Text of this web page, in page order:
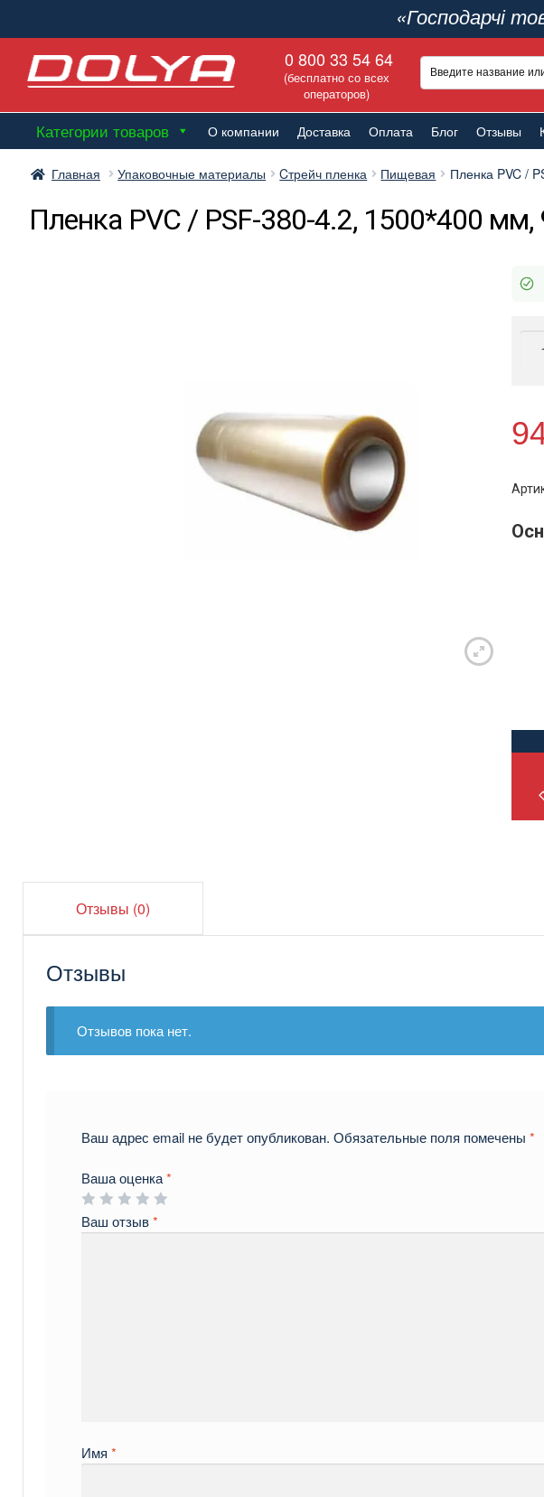
«Господарчі
к
навигации
к
содержимому
0 800 33 54 64
(бесплатно со всех
операторов)
Категории товаров О компании Доставка Оплата Блог Отзывы
Главная Упаковочные материалы Cтрейч пленка Пищевая Пленка PVC /
Пленка PVC / PSF-380-4.2, 1500*400
мм,
9
Отзывы (0)
Отзывы
Отзывов пока нет.
Ваш адрес email не будет опубликован. Обязательные поля помечены*
Ваша оценка*
Ваш отзыв*
Имя*